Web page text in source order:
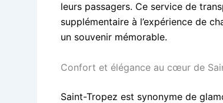
leurs passagers. Ce service de
supplémentaire à l’expérience de
un souvenir mémorable.
Confort et élégance au cœur de
Saint-Tropez est synonyme de